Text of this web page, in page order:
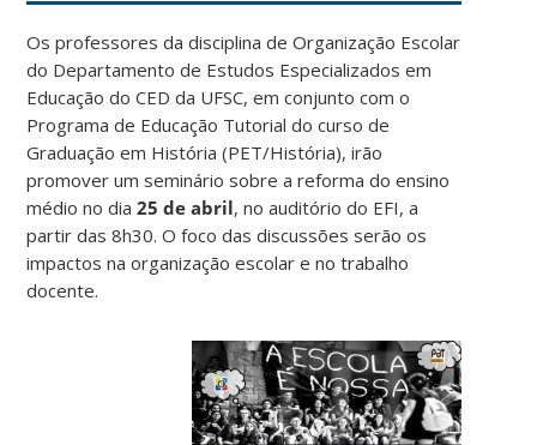
Os professores da disciplina de Organização Escolar
do Departamento de Estudos Especializados em
Educação do CED da UFSC, em conjunto com o
Programa de Educação Tutorial do curso de
Graduação em História (PET/História), irão
promover um seminário sobre a reforma do ensino
médio no dia25 de abril, no auditório do EFI, a
partir das 8h30. O foco das discussões serão os
impactos na organização escolar e no trabalho
docente.